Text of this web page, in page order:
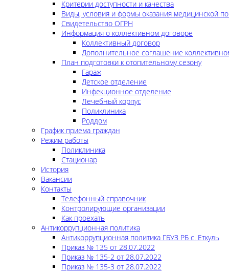
Критерии доступности и качества
Виды, условия и формы оказания медицинской
Свидетельство ОГРН
Информация о коллективном договоре
Коллективный договор
Дополнительное соглашение
План подготовки к отопительному сезону
Гараж
Детское отделение
Инфекционное отделение
Лечебный корпус
Поликлиника
Роддом
График приема граждан
Режим работы
Поликлиника
Стационар
История
Вакансии
Контакты
Телефонный справочник
Контролирующие организации
Как проехать
Антикоррупционная политика
Антикоррупционная политика ГБУЗ РБ с. Еткуль
Приказ № 135 от 28.07.2022
Приказ № 135-2 от 28.07.2022
Приказ № 135-3 от 28.07.2022